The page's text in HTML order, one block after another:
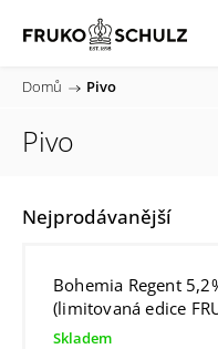
Domů / Pivo
Pivo
Nejprodávanější
Bohemia Regent
(limitovaná edice
Skladem